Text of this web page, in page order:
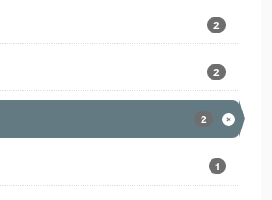
2
2
2
1